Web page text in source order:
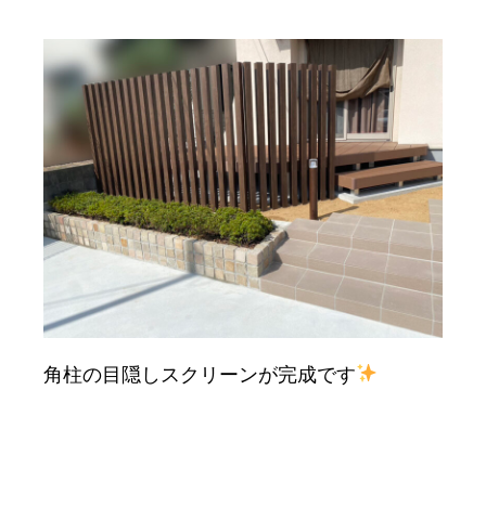
角柱の目隠しスクリーンが完成です